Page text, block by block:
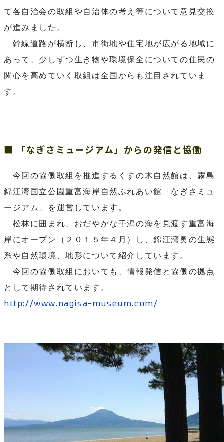
て各自治会の取組や自治体の考え等について意見交換
が進みました。
幹線道路が横断し、市街地や住宅地が広がる地域に
あって、少しずつ生き物や環境保全についての住民の
関心を高めていく取組は全国からも注目されていま
す。
■ 「なぎさミュージアム」からの発信と協働
今回の協働取組を推進するくすの木自然館は、霧島
錦江湾国立公園重富海岸自然ふれあい館「なぎさミュ
ージアム」を運営しています。
松林に囲まれ、おだやかな干潟の海を見渡す重富海
岸にオープン（２０１５年４月）し、錦江湾奥の生態
系や自然環境、地形について紹介しています。
今回の協働取組においても、情報発信と協働の拠点
として期待されています。
http://www.nagisa-museum.com/